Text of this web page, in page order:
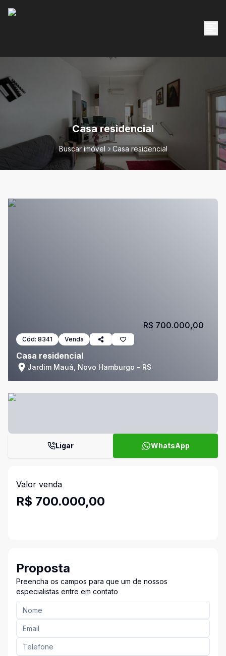
Casa residencial
Buscar imóvel Casa residencial
Cód: 8341 Venda
Casa residencial
Jardim Mauá, Novo Hamburgo - RS
R$ 700.000,00
Ligar WhatsApp
Valor venda
R$ 700.000,00
Proposta
Preencha os campos para que um de nossos
especialistas entre em contato